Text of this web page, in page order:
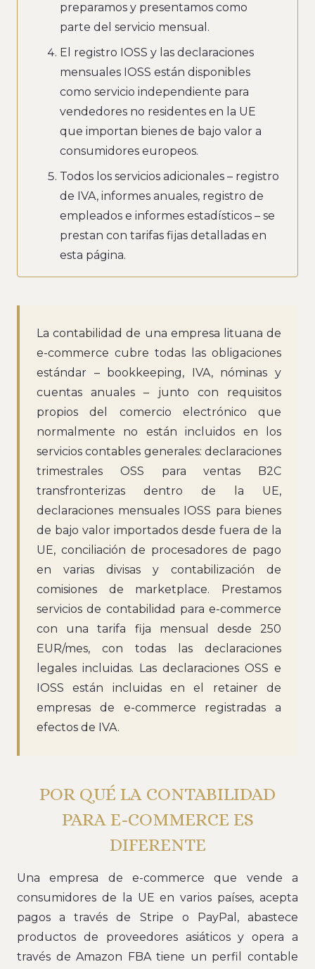
preparamos y presentamos como
parte del servicio mensual.
El registro IOSS y las declaraciones
mensuales IOSS están disponibles
como servicio independiente para
vendedores no residentes en la UE
que importan bienes de bajo valor a
consumidores europeos.
Todos los servicios adicionales – registro
de IVA, informes anuales, registro de
empleados e informes estadísticos – se
prestan con tarifas fijas detalladas en
esta página.
La contabilidad de una empresa lituana de
e-commerce cubre todas las obligaciones
estándar – bookkeeping, IVA, nóminas y
cuentas anuales – junto con requisitos
propios del comercio electrónico que
normalmente no están incluidos en los
servicios contables generales: declaraciones
trimestrales OSS para ventas B2C
transfronterizas dentro de la UE,
declaraciones mensuales IOSS para bienes
de bajo valor importados desde fuera de la
UE, conciliación de procesadores de pago
en varias divisas y contabilización de
comisiones de marketplace. Prestamos
servicios de contabilidad para e-commerce
con una tarifa fija mensual desde 250
EUR/mes, con todas las declaraciones
legales incluidas. Las declaraciones OSS e
IOSS están incluidas en el retainer de
empresas de e-commerce registradas a
efectos de IVA.
POR QUÉ LA CONTABILIDAD
PARA E-COMMERCE ES
DIFERENTE
Una empresa de e-commerce que vende a
consumidores de la UE en varios países, acepta
pagos a través de Stripe o PayPal, abastece
productos de proveedores asiáticos y opera a
través de Amazon FBA tiene un perfil contable